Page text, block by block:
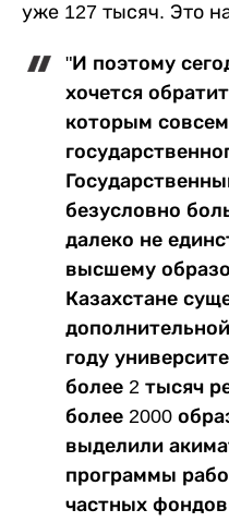
уже 127 тысяч. Это
"И поэтому
хочется
которым
безусловно
далеко не
высшему
Казахстане
году
более 2 тысяч
более 2000
выделили
программы
частных